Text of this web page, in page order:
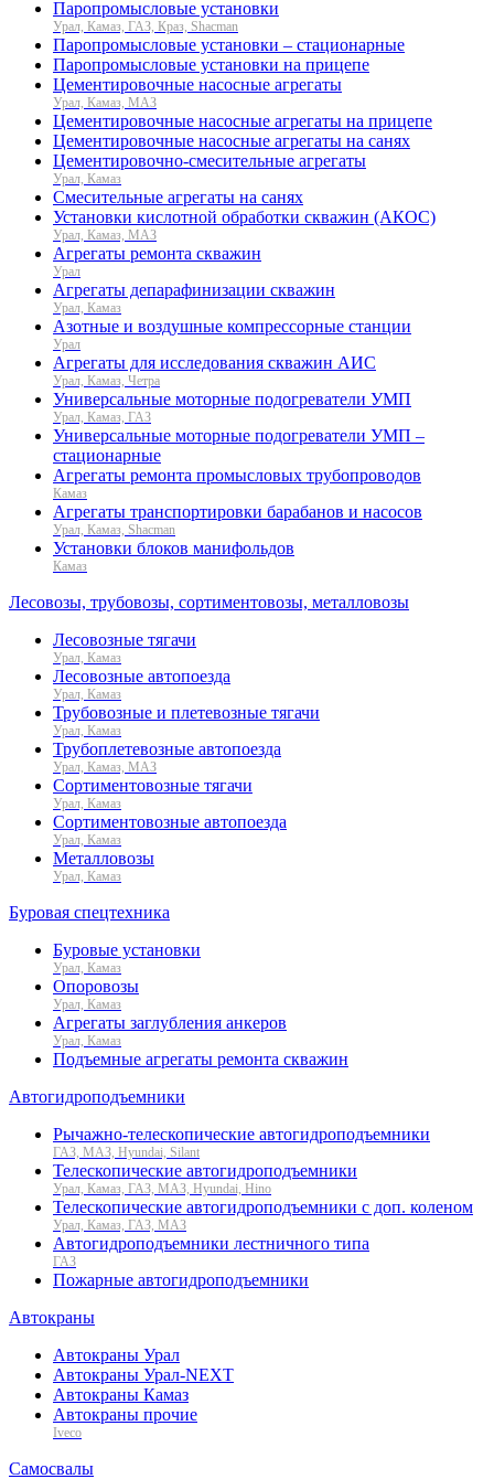
Паропромысловые установки
Урал, Камаз, ГАЗ, Краз, Shacman
Паропромысловые установки – стационарные
Паропромысловые установки на прицепе
Цементировочные насосные агрегаты
Урал, Камаз, МАЗ
Цементировочные насосные агрегаты на прицепе
Цементировочные насосные агрегаты на санях
Цементировочно-смесительные агрегаты
Урал, Камаз
Смесительные агрегаты на санях
Установки кислотной обработки скважин (АКОС)
Урал, Камаз, МАЗ
Агрегаты ремонта скважин
Урал
Агрегаты депарафинизации скважин
Урал, Камаз
Азотные и воздушные компрессорные станции
Урал
Агрегаты для исследования скважин АИС
Урал, Камаз, Четра
Универсальные моторные подогреватели УМП
Урал, Камаз, ГАЗ
Универсальные моторные подогреватели УМП –
стационарные
Агрегаты ремонта промысловых трубопроводов
Камаз
Агрегаты транспортировки барабанов и насосов
Урал, Камаз, Shacman
Установки блоков манифольдов
Камаз
Лесовозы, трубовозы, сортиментовозы, металловозы
Лесовозные тягачи
Урал, Камаз
Лесовозные автопоезда
Урал, Камаз
Трубовозные и плетевозные тягачи
Урал, Камаз
Трубоплетевозные автопоезда
Урал, Камаз, МАЗ
Сортиментовозные тягачи
Урал, Камаз
Сортиментовозные автопоезда
Урал, Камаз
Металловозы
Урал, Камаз
Буровая спецтехника
Буровые установки
Урал, Камаз
Опоровозы
Урал, Камаз
Агрегаты заглубления анкеров
Урал, Камаз
Подъемные агрегаты ремонта скважин
Автогидроподъемники
Рычажно-телескопические автогидроподъемники
ГАЗ, МАЗ, Hyundai, Silant
Телескопические автогидроподъемники
Урал, Камаз, ГАЗ, МАЗ, Hyundai, Hino
Телескопические автогидроподъемники с доп. коленом
Урал, Камаз, ГАЗ, МАЗ
Автогидроподъемники лестничного типа
ГАЗ
Пожарные автогидроподъемники
Автокраны
Автокраны Урал
Автокраны Урал-NEXT
Автокраны Камаз
Автокраны прочие
Iveco
Самосвалы